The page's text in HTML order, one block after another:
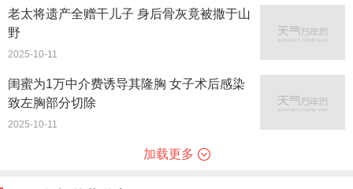
老太将遗产全赠干儿子 身后骨灰竟被撒于山
野
2025-10-11
闺蜜为1万中介费诱导其隆胸 女子术后感染
致左胸部分切除
2025-10-11
加载更多